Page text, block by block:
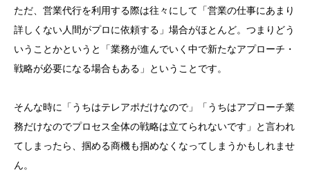
ただ、営業代行を利用する際は往々にして「営業の仕事にあまり
詳しくない人間がプロに依頼する」場合がほとんど。つまりどう
いうことかというと「業務が進んでいく中で新たなアプローチ・
戦略が必要になる場合もある」ということです。
そんな時に「うちはテレアポだけなので」「うちはアプローチ業
務だけなのでプロセス全体の戦略は立てられないです」と言われ
てしまったら、掴める商機も掴めなくなってしまうかもしれませ
ん。